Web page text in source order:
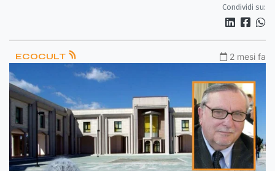
Condividi su:
ECOCULT 2 mesi fa